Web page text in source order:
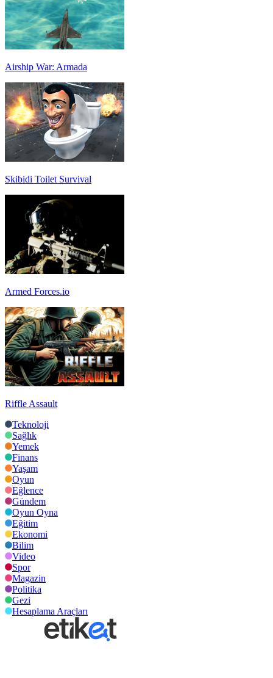
Airship War: Armada
Skibidi Toilet Survival
Armed Forces.io
Riffle Assault
Teknoloji
Sağlık
Yemek
Finans
Yaşam
Oyun
Eğlence
Gündem
Oyun Oyna
Eğitim
Ekonomi
Bilim
Video
Spor
Magazin
Politika
Gezi
Hesaplama Araçları